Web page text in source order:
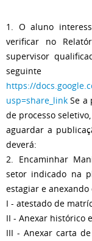
1. O aluno
verificar no
supervisor
https://
usp=share_linkSe a
de processo
aguardar a
deverá:
2. Encaminhar
setor indicado na
estagiar e
I - atestado de
II - Anexar histórico
III - Anexar carta